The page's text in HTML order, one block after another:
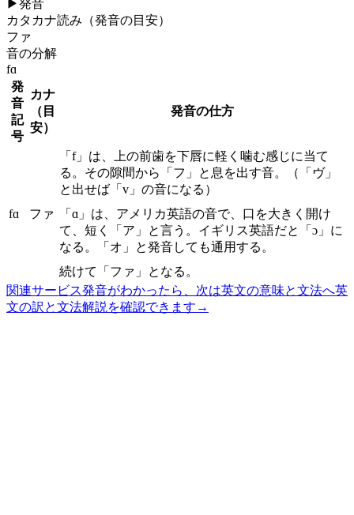
▶発音
カタカナ読み（発音の目安）
ファ
音の分解
fɑ
発
音
記
号
カナ
（目
安）
発音の仕方
fɑ ファ
「f」は、上の前歯を下唇に軽く噛む感じに当て
る。その隙間から「フ」と息を出す音。（「ヴ」
と出せば「v」の音になる）
「ɑ」は、アメリカ英語の音で、口を大きく開け
て、短く「ア」と言う。イギリス英語だと「ɔ」に
なる。「オ」と発音しても通用する。
続けて「ファ」となる。
関連サービス発音がわかったら、次は英文の意味と文法へ英
文の訳と文法解説を確認できます →